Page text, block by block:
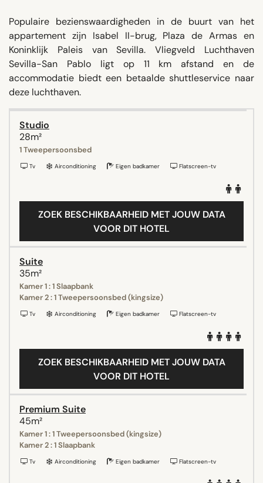
Populaire bezienswaardigheden in de buurt van het
appartement zijn Isabel II-brug, Plaza de Armas en
Koninklijk Paleis van Sevilla. Vliegveld Luchthaven
Sevilla-San Pablo ligt op 11 km afstand en de
accommodatie biedt een betaalde shuttleservice naar
deze luchthaven.
Studio
28m²
1 Tweepersoonsbed
Tv Airconditioning Eigen badkamer Flatscreen-tv
ZOEK BESCHIKBAARHEID MET JOUW DATA
VOOR DIT HOTEL
Suite
35m²
Kamer 1 : 1 Slaapbank
Kamer 2 : 1 Tweepersoonsbed (kingsize)
Tv Airconditioning Eigen badkamer Flatscreen-tv
ZOEK BESCHIKBAARHEID MET JOUW DATA
VOOR DIT HOTEL
Premium Suite
45m²
Kamer 1 : 1 Tweepersoonsbed (kingsize)
Kamer 2 : 1 Slaapbank
Tv Airconditioning Eigen badkamer Flatscreen-tv